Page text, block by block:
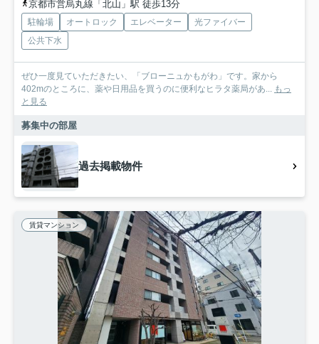
京都市営烏丸線「北山」駅 徒歩13分
駐輪場 オートロック エレベーター
光ファイバー
公共下水
ぜひ一度見ていただきたい、「ブローニュかもがわ」です。家から
402mのところに、薬や日用品を買うのに便利なヒラタ薬局があ... もっ
と見る
募集中の部屋
過去掲載物件
賃貸マンション